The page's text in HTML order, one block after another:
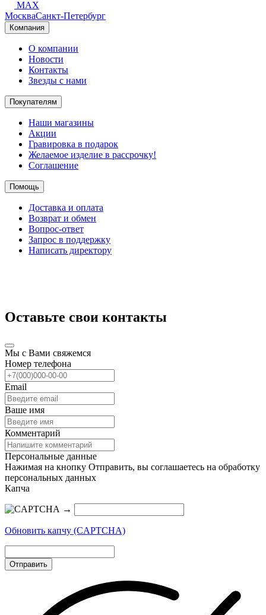
MAX
МоскваСанкт-Петербург
Компания
О компании
Новости
Контакты
Звезды с нами
Покупателям
Наши магазины
Акции
Гравировка в подарок
Желаемое изделие в рассрочку!
Соглашение
Помощь
Доставка и оплата
Возврат и обмен
Вопрос-ответ
Запрос в поддержку
Написать директору
Оставьте свои контакты
Мы с Вами свяжемся
Номер телефона
Email
Ваше имя
Комментарий
Персональные данные
Нажимая на кнопку Отправить, вы соглашаетесь на обработку
персональных данных
Капча
→
Обновить капчу (CAPTCHA)
Отправить